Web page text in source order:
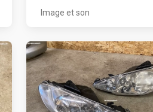
Image et son